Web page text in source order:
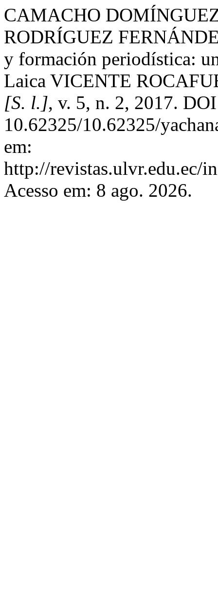
CAMACHO
RODRÍGUEZ
y formación periodística:
Laica VICENTE
[S. l.], v. 5, n. 2, 2017.
10.62325/10.62325/
em:
http://revistas.ulvr.edu.ec/
Acesso em: 8 ago. 2026.